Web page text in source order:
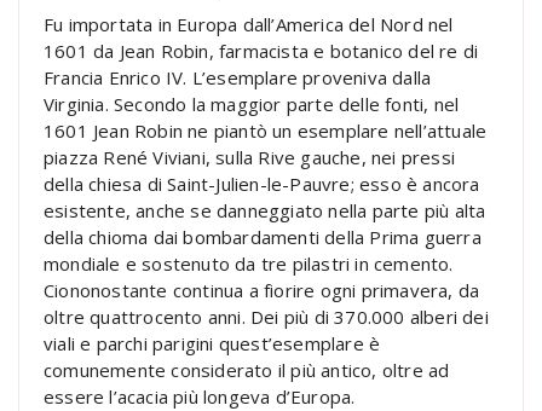
Fu importata in Europa dall’America del Nord nel
1601 da Jean Robin, farmacista e botanico del re di
Francia Enrico IV. L’esemplare proveniva dalla
Virginia. Secondo la maggior parte delle fonti, nel
1601 Jean Robin ne piantò un esemplare nell’attuale
piazza René Viviani, sulla Rive gauche, nei pressi
della chiesa di Saint-Julien-le-Pauvre; esso è ancora
esistente, anche se danneggiato nella parte più alta
della chioma dai bombardamenti della Prima guerra
mondiale e sostenuto da tre pilastri in cemento.
Ciononostante continua a fiorire ogni primavera, da
oltre quattrocento anni. Dei più di 370.000 alberi dei
viali e parchi parigini quest’esemplare è
comunemente considerato il più antico, oltre ad
essere l’acacia più longeva d’Europa.